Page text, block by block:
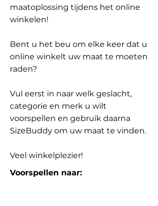
maatoplossing tijdens het online
winkelen!
Bent u het beu om elke keer dat u
online winkelt uw maat te moeten
raden?
Vul eerst in naar welk geslacht,
categorie en merk u wilt
voorspellen en gebruik daarna
SizeBuddy om uw maat te vinden.
Veel winkelplezier!
Voorspellen naar: